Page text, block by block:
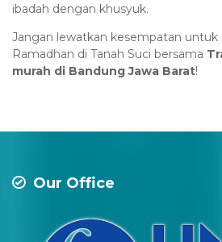
ibadah dengan khusyuk.
Jangan lewatkan kesempatan untuk
Ramadhan di Tanah Suci bersama
murah di Bandung Jawa Barat!
Our Office